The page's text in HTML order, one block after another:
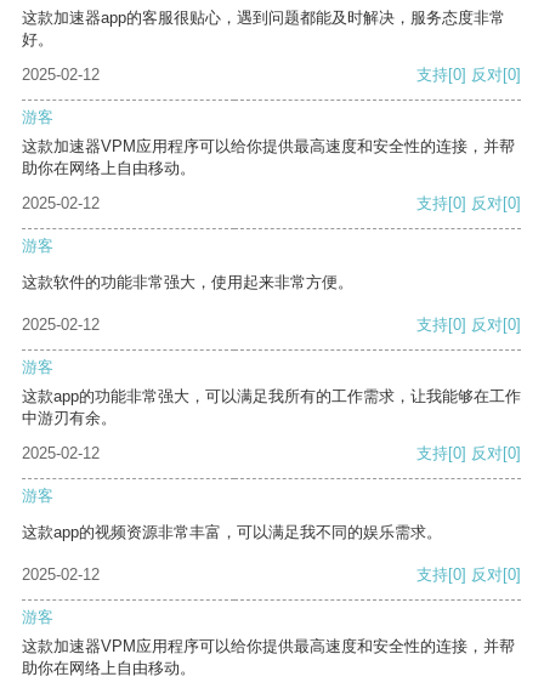
这款加速器app的客服很贴心，遇到问题都能及时解决，服务态度非常
好。
2025-02-12
支持[0] 反对[0]
游客
这款加速器VPM应用程序可以给你提供最高速度和安全性的连接，并帮
助你在网络上自由移动。
2025-02-12
支持[0] 反对[0]
游客
这款软件的功能非常强大，使用起来非常方便。
2025-02-12 支持[0] 反对[0]
游客
这款app的功能非常强大，可以满足我所有的工作需求，让我能够在工作
中游刃有余。
2025-02-12
支持[0] 反对[0]
游客
这款app的视频资源非常丰富，可以满足我不同的娱乐需求。
2025-02-12 支持[0] 反对[0]
游客
这款加速器VPM应用程序可以给你提供最高速度和安全性的连接，并帮
助你在网络上自由移动。